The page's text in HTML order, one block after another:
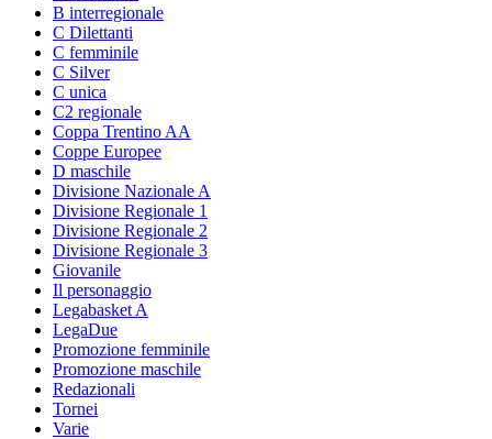
B interregionale
C Dilettanti
C femminile
C Silver
C unica
C2 regionale
Coppa Trentino AA
Coppe Europee
D maschile
Divisione Nazionale A
Divisione Regionale 1
Divisione Regionale 2
Divisione Regionale 3
Giovanile
Il personaggio
Legabasket A
LegaDue
Promozione femminile
Promozione maschile
Redazionali
Tornei
Varie